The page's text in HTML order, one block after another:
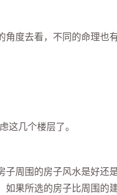
角度去看，不同的命理也
这几个楼层了。
子周围的房子风水是好还
如果所选的房子比周围的